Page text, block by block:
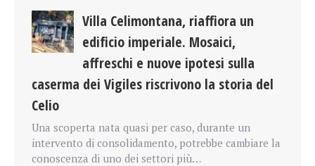
Villa Celimontana, riaffiora un
edificio imperiale. Mosaici,
affreschi e nuove ipotesi sulla
caserma dei Vigiles riscrivono la storia del
Celio
Una scoperta nata quasi per caso, durante un
intervento di consolidamento, potrebbe cambiare la
conoscenza di uno dei settori più…